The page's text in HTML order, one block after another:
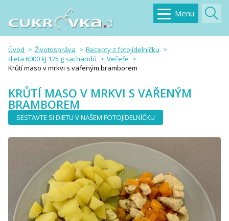
Menu
Úvod Životospráva
Recepty z fotojídelníčku
dieta 6000 kJ 175 g sacharidů
Večeře
Krůtí maso v mrkvi s vařeným bramborem
KRŮTÍ MASO V MRKVI S VAŘENÝM
BRAMBOREM
SESTAVTE SI DIETU V NAŠEM FOTOJÍDELNÍČKU